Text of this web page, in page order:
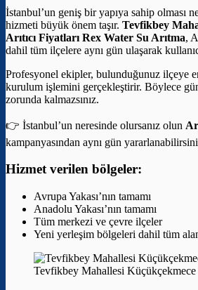
İstanbul’un geniş bir yapıya sahip olması
hizmeti büyük önem taşır. Tevfikbey
Arıtıcı Fiyatları Rex Water Su Arıtma,
dahil tüm ilçelere aynı gün ulaşarak
Profesyonel ekipler, bulunduğunuz ilçeye
kurulum işlemini gerçekleştirir. Böylece
zorunda kalmazsınız.
👉 İstanbul’un neresinde olursanız olun
kampanyasından aynı gün
Hizmet verilen bölgeler:
Avrupa Yakası’nın tamamı
Anadolu Yakası’nın tamamı
Tüm merkezi ve çevre ilçeler
Yeni yerleşim bölgeleri dahil tüm
Tevfikbey Mahallesi Küçükçekmece